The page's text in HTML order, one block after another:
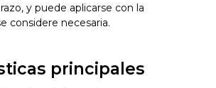
y puede aplicarse con la
considere necesaria.
principales